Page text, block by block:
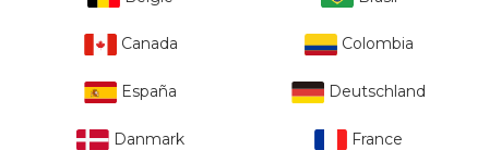
Canada Colombia
España Deutschland
Danmark France